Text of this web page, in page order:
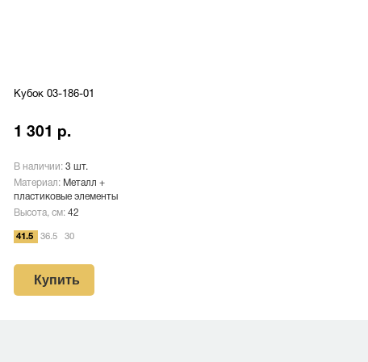
Кубок 03-186-01
1 301 р.
В наличии: 3 шт.
Материал: Металл +
пластиковые элементы
Высота, см: 42
41.5 36.5 30
Купить